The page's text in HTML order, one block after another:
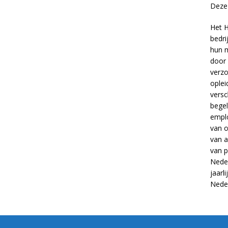
Het
hun
door
van
van
van